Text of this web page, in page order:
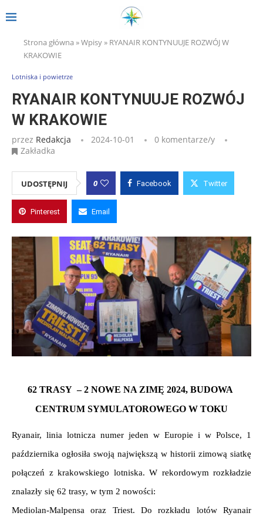
Strona główna »Wpisy» RYANAIR KONTYNUUJE ROZWÓJ W
KRAKOWIE
Lotniska i powietrze
RYANAIR KONTYNUUJE ROZWÓJ
W KRAKOWIE
przez Redakcja 2024-10-01
0 komentarze/y
Zakładka
UDOSTĘPNIJ 0 Facebook Twitter
Pinterest Email
62 TRASY  – 2 NOWE NA ZIMĘ 2024, BUDOWA
CENTRUM SYMULATOROWEGO W TOKU
Ryanair, linia lotnicza numer jeden w Europie i w Polsce, 1
października ogłosiła swoją największą w historii zimową siatkę
połączeń z krakowskiego lotniska. W rekordowym rozkładzie
znalazły się 62 trasy, w tym 2 nowości:
Mediolan-Malpensa oraz Triest. Do rozkładu lotów Ryanair